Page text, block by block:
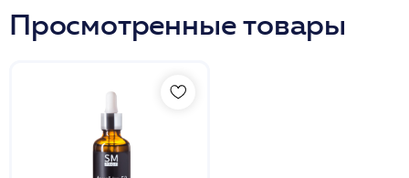
Просмотренные товары